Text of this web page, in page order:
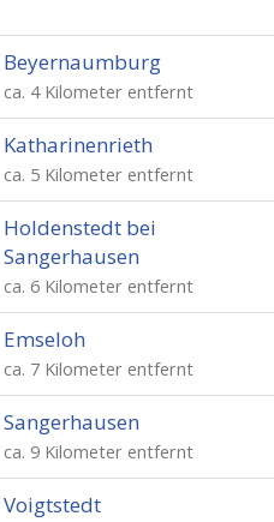
Beyernaumburg
ca. 4 Kilometer entfernt
Katharinenrieth
ca. 5 Kilometer entfernt
Holdenstedt bei
Sangerhausen
ca. 6 Kilometer entfernt
Emseloh
ca. 7 Kilometer entfernt
Sangerhausen
ca. 9 Kilometer entfernt
Voigtstedt